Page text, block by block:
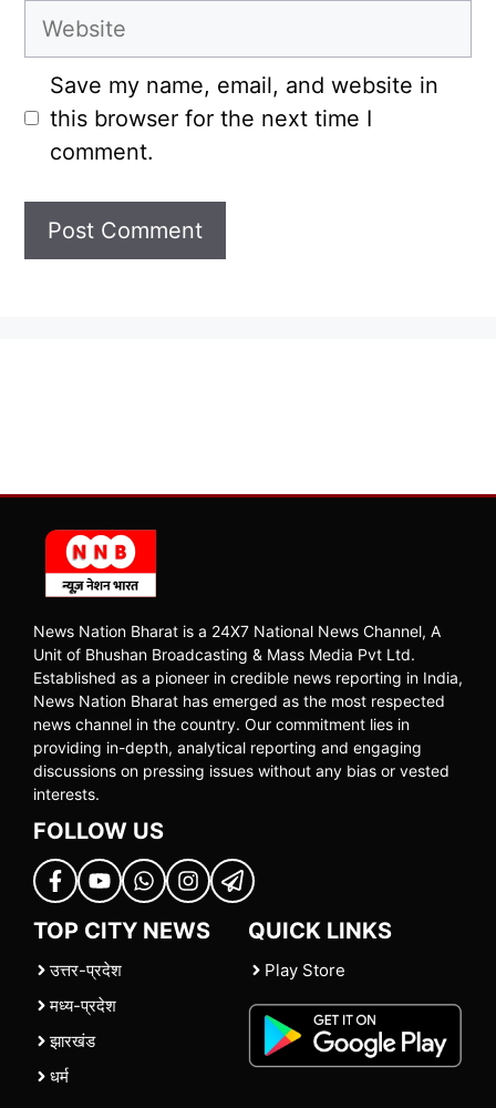
Website
Save my name, email, and website in
this browser for the next time I
comment.
News Nation Bharat is a 24X7 National News Channel, A
Unit of Bhushan Broadcasting & Mass Media Pvt Ltd.
Established as a pioneer in credible news reporting in India,
News Nation Bharat has emerged as the most respected
news channel in the country. Our commitment lies in
providing in-depth, analytical reporting and engaging
discussions on pressing issues without any bias or vested
interests.
FOLLOW US
TOP CITY NEWS
उत्तर-प्रदेश
मध्य-प्रदेश
झारखंड
धर्म
QUICK LINKS
Play Store